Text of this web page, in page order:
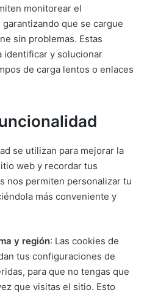
monitorear el
que se cargue
sin problemas. Estas
identificar y solucionar
de carga lentos o enlaces
se utilizan para mejorar la
web y recordar tus
nos permiten personalizar tu
más conveniente y
y región: Las cookies de
tus configuraciones de
para que no tengas que
que visitas el sitio. Esto